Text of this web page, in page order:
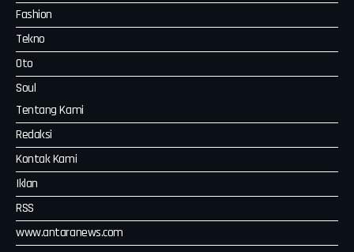
Fashion
Tekno
Oto
Soul
Tentang Kami
Redaksi
Kontak Kami
Iklan
RSS
www.antaranews.com